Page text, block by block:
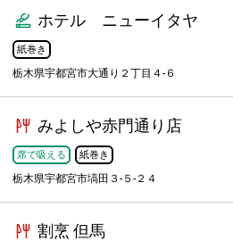
ホテル ニューイタヤ
紙巻き
栃木県宇都宮市大通り２丁目４-６
みよしや赤門通り店
席で吸える 紙巻き
栃木県宇都宮市塙田３-５-２４
割烹 但馬